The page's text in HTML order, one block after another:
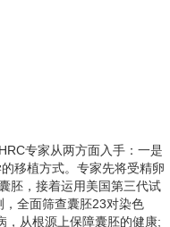
专家从两方面入手：一是
移植方式。专家先将受精卵
胚，接着运用美国第三代试
全面筛查囊胚23对染色
，从根源上保障囊胚的健康;